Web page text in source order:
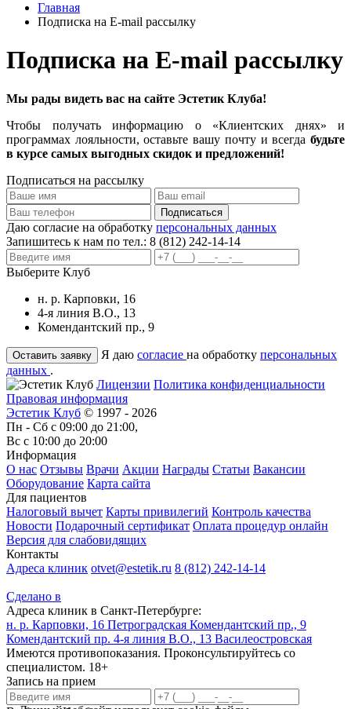
Главная
Подписка на E-mail рассылку
Подписка на E-mail рассылку
Мы рады видеть вас на сайте Эстетик Клуба!
Чтобы получать информацию о «Клиентских днях» и
программах лояльности, оставьте вашу почту и всегда будьте
в курсе самых выгодных скидок и предложений!
Подписаться на рассылку
Даю согласие на обработку персональных данных
Запишитесь к нам по тел.: 8 (812) 242-14-14
Выберите Клуб
н. р. Карповки, 16
4-я линия В.О., 13
Комендантский пр., 9
Я даю согласие на обработку персональных
данных .
Лицензии Политика конфиденциальности
Правовая информация
Эстетик Клуб © 1997 - 2026
Пн - Сб с 09:00 до 21:00,
Вс с 10:00 до 20:00
Информация
О нас Отзывы Врачи Акции Награды Статьи Вакансии
Оборудование Карта сайта
Для пациентов
Налоговый вычет Карты привилегий Контроль качества
Новости Подарочный сертификат Оплата процедур онлайн
Версия для слабовидящих
Контакты
Адреса клиник otvet@estetik.ru 8 (812) 242-14-14
Сделано в
Адреса клиник в Санкт-Петербурге:
н. р. Карповки, 16 Петроградская Комендантский пр., 9
Комендантский пр. 4-я линия В.О., 13 Василеостровская
Имеются противопоказания. Проконсультируйтесь со
специалистом. 18+
Запись на прием